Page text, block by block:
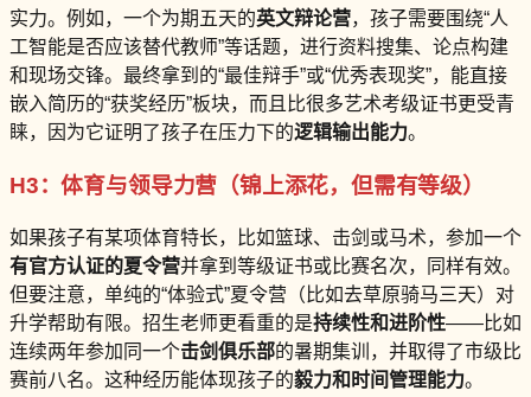
实力。例如，一个为期五天的英文辩论营，孩子需要围绕“人
工智能是否应该替代教师”等话题，进行资料搜集、论点构建
和现场交锋。最终拿到的“最佳辩手”或“优秀表现奖”，能直接
嵌入简历的“获奖经历”板块，而且比很多艺术考级证书更受青
睐，因为它证明了孩子在压力下的逻辑输出能力。
H3：体育与领导力营（锦上添花，但需有等级）
如果孩子有某项体育特长，比如篮球、击剑或马术，参加一个
有官方认证的夏令营并拿到等级证书或比赛名次，同样有效。
但要注意，单纯的“体验式”夏令营（比如去草原骑马三天）对
升学帮助有限。招生老师更看重的是持续性和进阶性——比如
连续两年参加同一个击剑俱乐部的暑期集训，并取得了市级比
赛前八名。这种经历能体现孩子的毅力和时间管理能力。